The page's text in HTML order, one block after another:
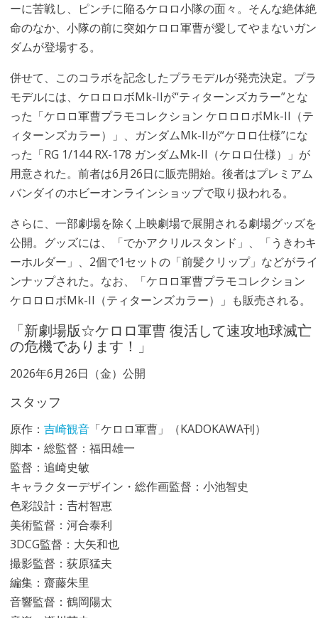
ーに苦戦し、ピンチに陥るケロロ小隊の面々。そんな絶体絶
命のなか、小隊の前に突如ケロロ軍曹が愛してやまないガン
ダムが登場する。
併せて、このコラボを記念したプラモデルが発売決定。プラ
モデルには、ケロロロボMk-IIが“ティターンズカラー”とな
った「ケロロ軍曹プラモコレクション ケロロロボMk-II（テ
ィターンズカラー）」、ガンダムMk-IIが“ケロロ仕様”にな
った「RG 1/144 RX-178 ガンダムMk-II（ケロロ仕様）」が
用意された。前者は6月26日に販売開始。後者はプレミアム
バンダイのホビーオンラインショップで取り扱われる。
さらに、一部劇場を除く上映劇場で展開される劇場グッズを
公開。グッズには、「でかアクリルスタンド」、「うきわキ
ーホルダー」、2個で1セットの「前髪クリップ」などがライ
ンナップされた。なお、「ケロロ軍曹プラモコレクション
ケロロロボMk-II（ティターンズカラー）」も販売される。
「新劇場版☆ケロロ軍曹 復活して速攻地球滅亡
の危機であります！」
2026年6月26日（金）公開
スタッフ
原作： 吉崎観音「ケロロ軍曹」（KADOKAWA刊）
脚本・総監督：福田雄一
監督：追崎史敏
キャラクターデザイン・総作画監督：小池智史
色彩設計：𠮷村智恵
美術監督：河合泰利
3DCG監督：大矢和也
撮影監督：荻原猛夫
編集：齋藤朱里
音響監督：鶴岡陽太